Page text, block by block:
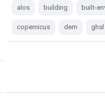
alos building built-
copernicus dem ghsl